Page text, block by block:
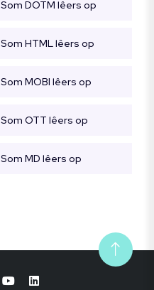
Som DOTM lêers op
Som HTML lêers op
Som MOBI lêers op
Som OTT lêers op
Som MD lêers op